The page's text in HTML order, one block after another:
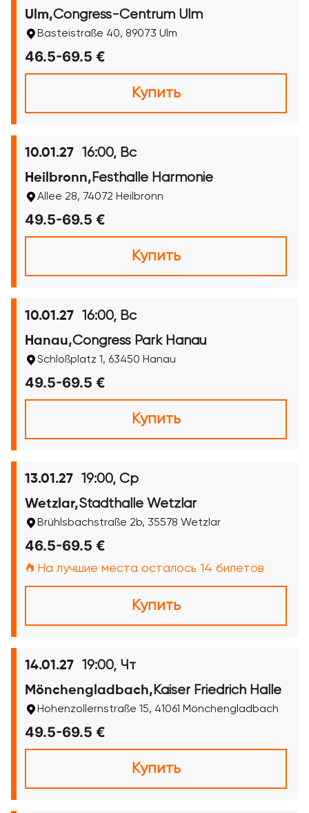
Ulm,Congress-Centrum Ulm
Basteistraße 40, 89073 Ulm
46.5-69.5 €
Купить
10.01.27 16:00, Вс
Heilbronn, Festhalle Harmonie
Allee 28, 74072 Heilbronn
49.5-69.5 €
Купить
10.01.27 16:00, Вс
Hanau,Congress Park Hanau
Schloßplatz 1, 63450 Hanau
49.5-69.5 €
Купить
13.01.27 19:00, Ср
Wetzlar,Stadthalle Wetzlar
Brühlsbachstraße 2b, 35578 Wetzlar
46.5-69.5 €
На лучшие места осталось 14 билетов
Купить
14.01.27 19:00, Чт
Mönchengladbach, Kaiser Friedrich Halle
Hohenzollernstraße 15, 41061 Mönchengladbach
49.5-69.5 €
Купить